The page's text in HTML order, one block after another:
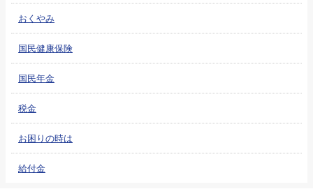
おくやみ
国民健康保険
国民年金
税金
お困りの時は
給付金